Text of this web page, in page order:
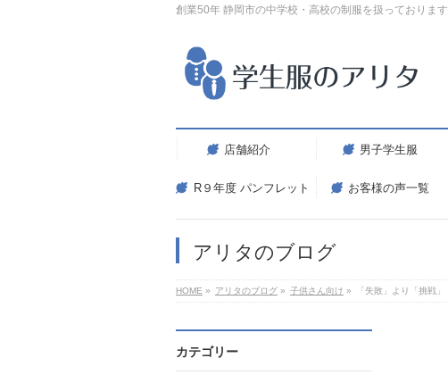
創業50年 静岡市の中学校・高校の制服を扱っております
店舗紹介 男子学生服
R９年度 パンフレット お客様の声一覧
アリタのブログ
HOME » アリタのブログ » 子供さん向け » 「失敗」より「挑戦」
カテゴリー